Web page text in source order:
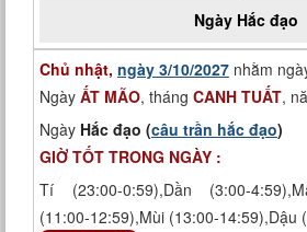
Ngày Hắc đạo
Chủ nhật, ngày 3/10/2027 nhằm
Ngày ẤT MÃO, tháng CANH TUẤT,
Ngày Hắc đạo (câu trần hắc đạo)
GIỜ TỐT TRONG NGÀY :
Tí (23:00-0:59),Dần (3:00-
(11:00-12:59),Mùi (13:00-14:59),Dậu